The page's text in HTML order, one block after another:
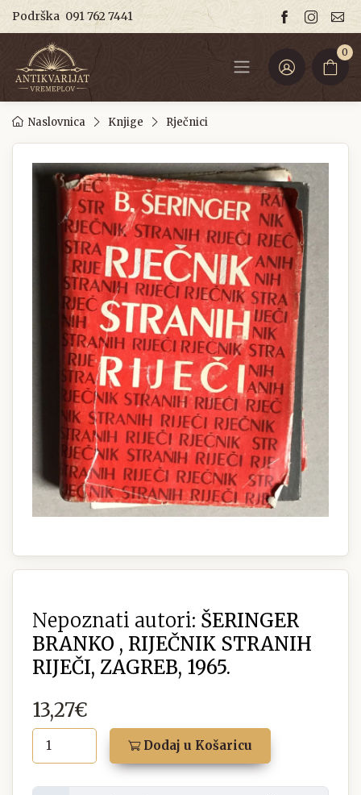
Podrška 091 762 7441
0
Naslovnica Knjige Rječnici
Nepoznati autori: ŠERINGER
BRANKO , RIJEČNIK STRANIH
RIJEČI, ZAGREB, 1965.
13,27€
Dodaj u Košaricu